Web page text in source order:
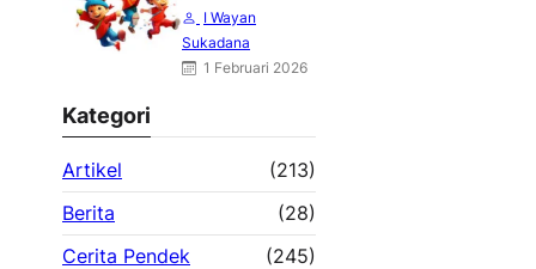
Angkasa : Karya
Heri Haliling
I Wayan
Sukadana
1 Februari 2026
Kategori
Artikel
(213)
Berita
(28)
Cerita Pendek
(245)